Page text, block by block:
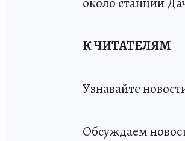
К ЧИТАТЕЛЯМ
Узнавайте
Обсуждаем